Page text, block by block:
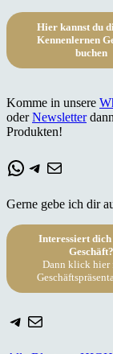
Hier kannst du
Kennenlernen
buchen
Komme in unsere
oderNewsletter
Produkten!
WhatsApp
Telegram
E-Mail
Gerne gebe ich dir
Interessiert dich
Geschäft?
Dann klick hier
Telegram
E-Mail